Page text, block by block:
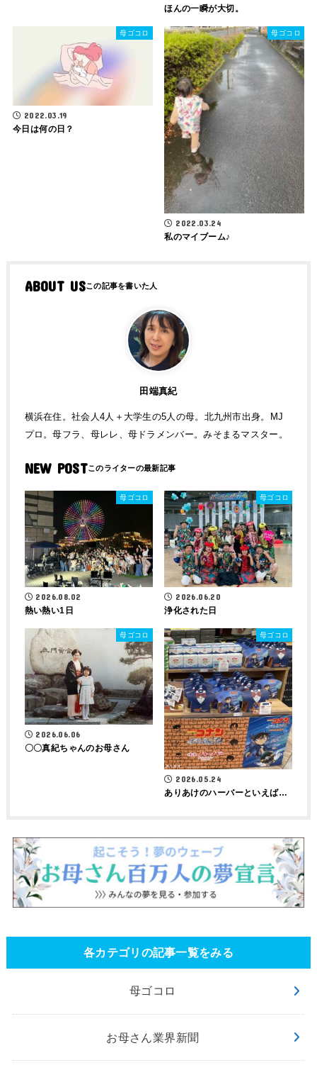
ほんの一瞬が大切。
母ゴコロ
2022.03.19
今日は何の日？
母ゴコロ
2022.03.24
私のマイブーム♪
ABOUT US
田端真紀
横浜在住。社会人4人＋大学生の5人の母。北九州市出身。MJ
プロ。母フラ、母レレ、母ドラメンバー。みそまるマスター。
NEW POST
母ゴコロ
2026.08.02
熱い熱い1日
母ゴコロ
2026.06.20
浄化された日
母ゴコロ
2026.06.06
〇〇真紀ちゃんのお母さん
母ゴコロ
2026.05.24
ありあけのハーバーといえば…
各カテゴリの記事一覧をみる
母ゴコロ
お母さん業界新聞